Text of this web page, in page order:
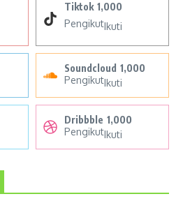
Tiktok 1,000
PengikutIkuti
Soundcloud 1,000
PengikutIkuti
Dribbble 1,000
PengikutIkuti